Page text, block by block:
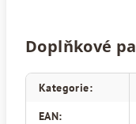
Doplňkové
Kategorie:
EAN: